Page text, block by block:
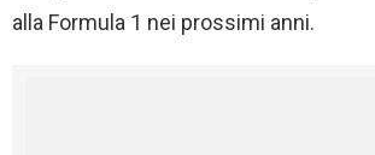
alla Formula 1 nei prossimi anni.